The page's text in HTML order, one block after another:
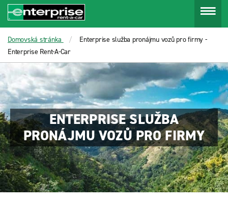
Domovská stránka
Enterprise služba pronájmu vozů pro firmy -
Enterprise Rent-A-Car
ENTERPRISE SLUŽBA
PRONÁJMU VOZŮ PRO FIRMY